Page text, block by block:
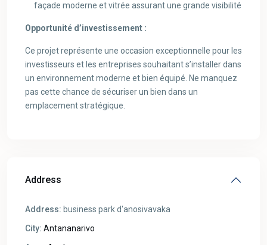
façade moderne et vitrée assurant une grande visibilité
Opportunité d’investissement :
Ce projet représente une occasion exceptionnelle pour les
investisseurs et les entreprises souhaitant s’installer dans
un environnement moderne et bien équipé. Ne manquez
pas cette chance de sécuriser un bien dans un
emplacement stratégique.
Address
Address: business park d'anosivavaka
City: Antananarivo